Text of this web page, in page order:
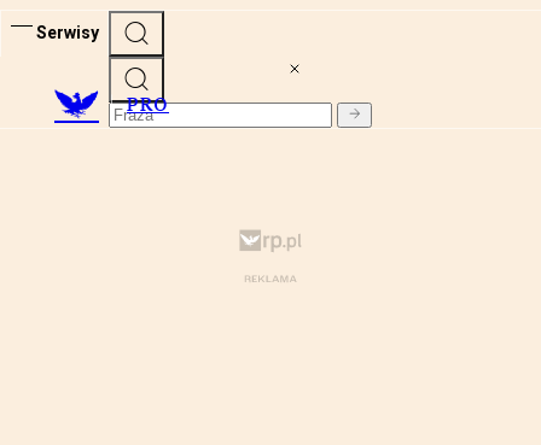
Serwisy
PRO